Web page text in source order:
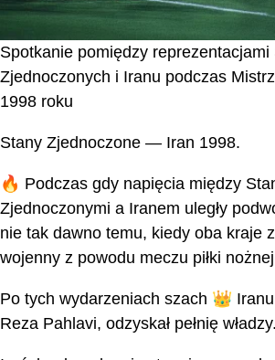
Spotkanie pomiędzy reprezentacjami
Zjednoczonych i Iranu podczas
1998 roku
Stany Zjednoczone — Iran 1998.
🔥 Podczas gdy napięcia między
Zjednoczonymi a Iranem uległy
nie tak dawno temu, kiedy oba kraje
wojenny z powodu meczu piłki
Po tych wydarzeniach szach 👑
Reza Pahlavi, odzyskał pełnię władzy.